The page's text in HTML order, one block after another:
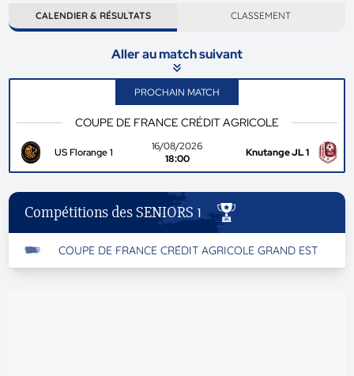
CALENDIER & RÉSULTATS CLASSEMENT
Aller au match suivant
PROCHAIN MATCH
COUPE DE FRANCE CRÉDIT AGRICOLE
US Florange 1
16/08/2026
18:00
Knutange JL 1
Compétitions des SENIORS 1
COUPE DE FRANCE CRÉDIT AGRICOLE GRAND EST